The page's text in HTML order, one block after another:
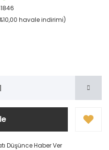
havale indirimi)
Düşünce Haber Ver